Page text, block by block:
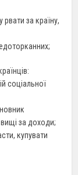
рвати за країну,
соціальної
за доходи;
купувати